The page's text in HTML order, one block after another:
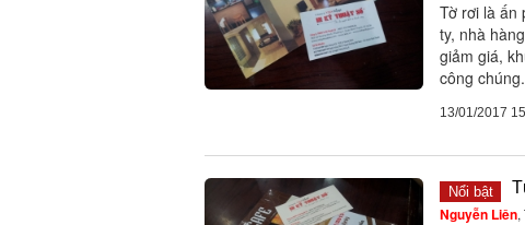
Tờ rơi là ấn
ty, nhà
giảm giá,
công
13/01/2017
Nổi bật
Nguyễn Liên,